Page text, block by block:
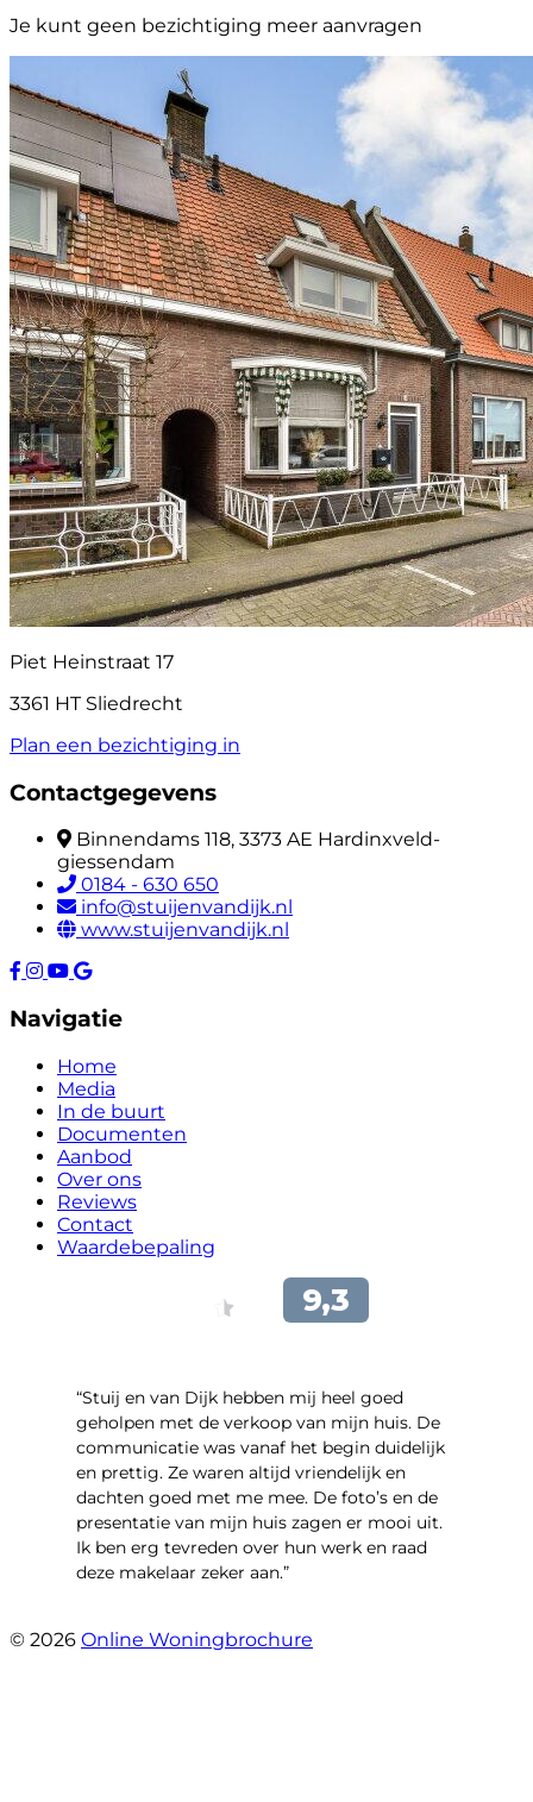
Je kunt geen bezichtiging meer aanvragen
Piet Heinstraat 17
3361 HT Sliedrecht
Plan een bezichtiging in
Contactgegevens
Binnendams 118, 3373 AE Hardinxveld-
giessendam
0184 - 630 650
info@stuijenvandijk.nl
www.stuijenvandijk.nl
Navigatie
Home
Media
In de buurt
Documenten
Aanbod
Over ons
Reviews
Contact
Waardebepaling
“Stuij en van Dijk hebben mij heel goed
geholpen met de verkoop van mijn huis. De
communicatie was vanaf het begin duidelijk
en prettig. Ze waren altijd vriendelijk en
dachten goed met me mee. De foto’s en de
presentatie van mijn huis zagen er mooi uit.
Ik ben erg tevreden over hun werk en raad
deze makelaar zeker aan.”
© 2026 Online Woningbrochure